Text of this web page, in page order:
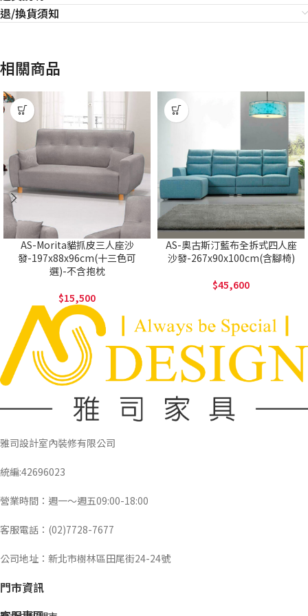
退/換貨須知
相關商品
AS-Morita貓抓皮三人座沙
發-197x88x96cm(十三色可
選)-不含抱枕
15,500
AS-奧古斯汀藍布全拆式四人座
沙發-267x90x100cm(含腳椅)
45,600
雅司設計室內裝修有限公司
統編:42696023
營業時間：週一～週五09:00-18:00
客服電話：(02)7728-7677
公司地址：新北市樹林區田尾街24-24號
門市資訊